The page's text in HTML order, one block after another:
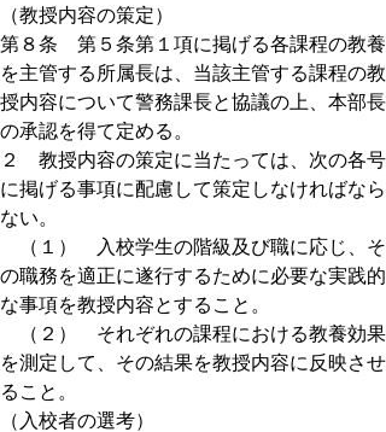
（教授内容の策定）
第８条 第５条第１項に掲げる各課程の教養
を主管する所属長は、当該主管する課程の教
授内容について警務課長と協議の上、本部長
の承認を得て定める。
２ 教授内容の策定に当たっては、次の各号
に掲げる事項に配慮して策定しなければなら
ない。
（１） 入校学生の階級及び職に応じ、そ
の職務を適正に遂行するために必要な実践的
な事項を教授内容とすること。
（２） それぞれの課程における教養効果
を測定して、その結果を教授内容に反映させ
ること。
（入校者の選考）